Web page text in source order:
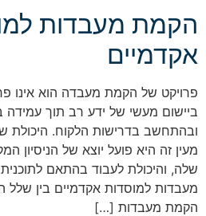
הקמת מעבדות
אקדמיים
פרויקט של הקמת מעבדה הוא אינו
ביישום מעשי של ידע רב תוך
ובהתחשב בדרישות הלקוח. היכולת
מעין זה היא פועל יוצא של הניסיון
שלה, והיכולת לעבוד בהתאם
מעבדות למוסדות אקדמיים בין שלל
הקמת מעבדות […]